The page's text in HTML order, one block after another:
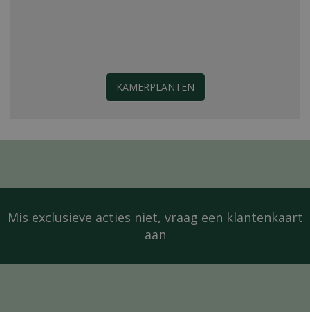
KAMERPLANTEN
Mis exclusieve acties niet, vraag een klantenkaart
aan